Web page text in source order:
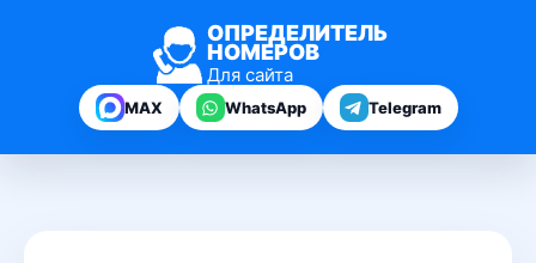
ОПРЕДЕЛИТЕЛЬ
НОМЕРОВ
Для сайта
MAX WhatsApp Telegram